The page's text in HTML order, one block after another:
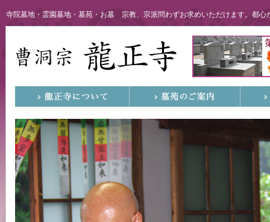
寺院墓地・霊園墓地・墓苑・お墓 宗教、宗派問わずお求めいただけます。都心